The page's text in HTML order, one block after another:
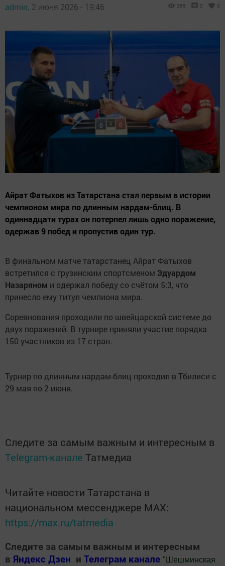
admin, 2 июня 2026 - 19:46 365 0 0
Айрат Фатыхов из Татарстана стал первым в истории
чемпионом мира по длинным нардам-блиц. В
одиннадцати турах он потерпел лишь одно поражение,
одержав 9 побед и пропустив один тур.
В финальном матче татарстанец Айрат Фатыхов
встретился с грузинским спортсменом Эдуардом
Назаряном и одержал победу со счётом 5:3, что
принесло ему титул чемпиона мира.
Соревнования проходили по швейцарской системе до
двух поражений. В турнире приняли участие порядка
150 участников из 17 стран.
Турнир по длинным нардам-блиц проходил в Тбилиси с
29 мая по 2 июня.
Следите за самым важным и интересным в
Telegram-канале Татмедиа
Читайте новости Татарстана в
национальном мессенджере MАХ:
https://max.ru/tatmedia
Следите за самым важным и интересным
в Яндекс Дзен и Телеграм канале " Шешминская